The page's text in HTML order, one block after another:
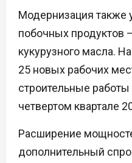
Модернизация также
побочных продуктов
кукурузного масла.
25 новых рабочих
строительные работы
четвертом квартале
Расширение
дополнительный